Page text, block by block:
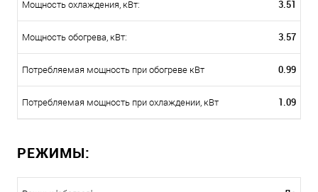
Мощность охлаждения, кВт: 3.51
Мощность обогрева, кВт: 3.57
Потребляемая мощность при обогреве кВт 0.99
Потребляемая мощность при охлаждении, кВт 1.09
РЕЖИМЫ: